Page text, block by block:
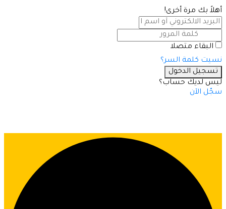
أهلاً بك مرة أخرى!
البقاء متصلا
نسيت كلمة السر؟
تسجيل الدخول
ليس لديك حساب؟
سجّل الآن